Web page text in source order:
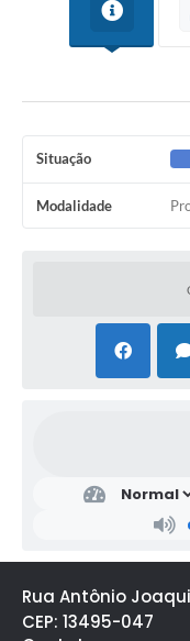
Situação
Modalidade
Rua Antônio
CEP: 13495-047